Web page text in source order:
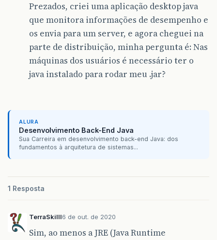
Prezados, criei uma aplicação desktop java
que monitora informações de desempenho e
os envia para um server, e agora cheguei na
parte de distribuição, minha pergunta é: Nas
máquinas dos usuários é necessário ter o
java instalado para rodar meu .jar?
ALURA
Desenvolvimento Back-End Java
Sua Carreira em desenvolvimento back-end Java: dos
fundamentos à arquitetura de sistemas...
1 Resposta
TerraSkilll6 de out. de 2020
Sim, ao menos a JRE (Java Runtime